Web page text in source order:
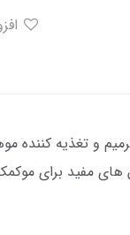
و تغذیه کننده
های مفید برای